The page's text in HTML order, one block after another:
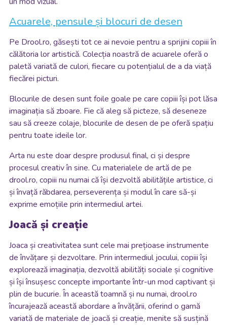
Acuarele, pensule și blocuri de desen
Pe Drool.ro, găsești tot ce ai nevoie pentru a sprijini copiii în
călătoria lor artistică. Colecția noastră de acuarele oferă o
paletă variată de culori, fiecare cu potențialul de a da viață
fiecărei picturi.
Blocurile de desen sunt foile goale pe care copiii își pot lăsa
imaginația să zboare. Fie că aleg să picteze, să deseneze
sau să creeze colaje, blocurile de desen de pe oferă spațiu
pentru toate ideile lor.
Arta nu este doar despre produsul final, ci și despre
procesul creativ în sine. Cu materialele de artă de pe
drool.ro, copiii nu numai că își dezvoltă abilitățile artistice, ci
și învață răbdarea, perseverența și modul în care să-și
exprime emoțiile prin intermediul artei.
Joacă și creație
Joaca și creativitatea sunt cele mai prețioase instrumente
de învățare și dezvoltare. Prin intermediul jocului, copiii își
explorează imaginația, dezvoltă abilități sociale și cognitive
și își însușesc concepte importante într-un mod captivant și
plin de bucurie. În această toamnă și nu numai, drool.ro
încurajează această abordare a învățării, oferind o gamă
variată de materiale de joacă și creație, menite să susțină